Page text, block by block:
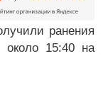
ранения
около 15:40 на